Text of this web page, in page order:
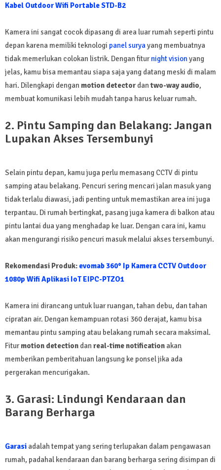
Kabel Outdoor Wifi Portable STD-B2
Kamera ini sangat cocok dipasang di area luar rumah seperti pintu
depan karena memiliki teknologi panel suryayang membuatnya
tidak memerlukan colokan listrik. Dengan fitur night visionyang
jelas, kamu bisa memantau siapa saja yang datang meski di malam
hari. Dilengkapi dengan motion detector dantwo-way audio,
membuat komunikasi lebih mudah tanpa harus keluar rumah.
2. Pintu Samping dan Belakang: Jangan
Lupakan Akses Tersembunyi
Selain pintu depan, kamu juga perlu memasang CCTV di pintu
samping atau belakang. Pencuri sering mencari jalan masuk yang
tidak terlalu diawasi, jadi penting untuk memastikan area ini juga
terpantau. Di rumah bertingkat, pasang juga kamera di balkon atau
pintu lantai dua yang menghadap ke luar. Dengan cara ini, kamu
akan mengurangi risiko pencuri masuk melalui akses tersembunyi.
Rekomendasi Produk: evomab 360° Ip Kamera CCTV Outdoor
1080p Wifi Aplikasi IoT EIPC-PTZO1
Kamera ini dirancang untuk luar ruangan, tahan debu, dan tahan
cipratan air. Dengan kemampuan rotasi 360 derajat, kamu bisa
memantau pintu samping atau belakang rumah secara maksimal.
Fitur motion detection dan real-time notification akan
memberikan pemberitahuan langsung ke ponsel jika ada
pergerakan mencurigakan.
3. Garasi: Lindungi Kendaraan dan
Barang Berharga
Garasi adalah tempat yang sering terlupakan dalam pengawasan
rumah, padahal kendaraan dan barang berharga sering disimpan di